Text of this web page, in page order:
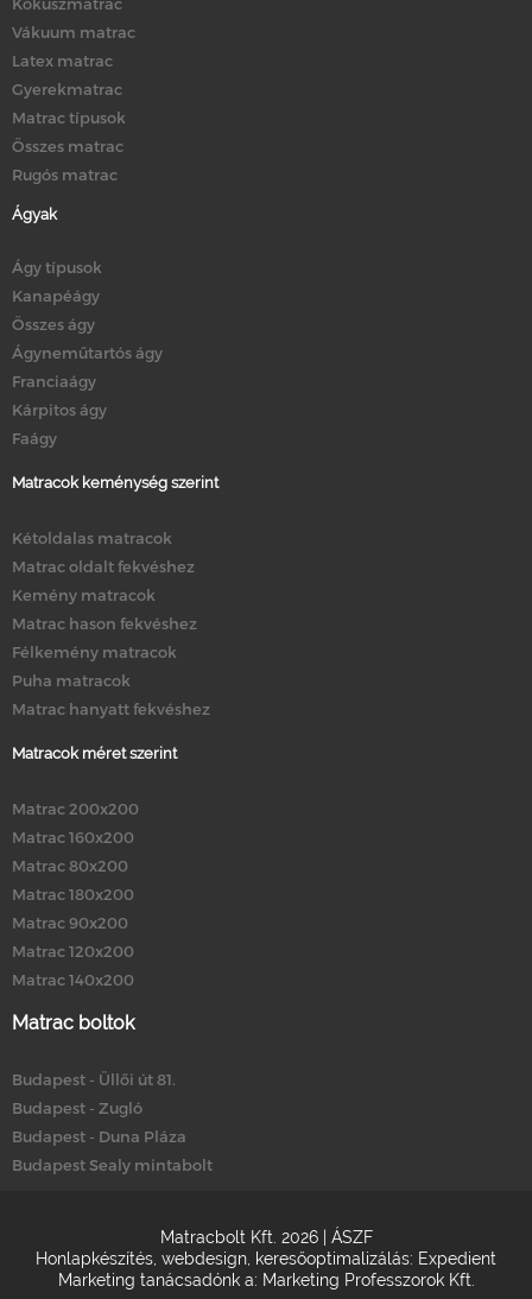
Vákuum matrac
Latex matrac
Gyerekmatrac
Matrac típusok
Összes matrac
Rugós matrac
Ágyak
Ágy típusok
Kanapéágy
Összes ágy
Ágyneműtartós ágy
Franciaágy
Kárpitos ágy
Faágy
Matracok keménység szerint
Kétoldalas matracok
Matrac oldalt fekvéshez
Kemény matracok
Matrac hason fekvéshez
Félkemény matracok
Puha matracok
Matrac hanyatt fekvéshez
Matracok méret szerint
Matrac 200x200
Matrac 160x200
Matrac 80x200
Matrac 180x200
Matrac 90x200
Matrac 120x200
Matrac 140x200
Matrac boltok
Budapest - Üllői út 81.
Budapest - Zugló
Budapest - Duna Pláza
Budapest Sealy mintabolt
Matracbolt Kft. 2026 | ÁSZF
Honlapkészítés webdesign keresőoptimalizálás: Expedient
Marketing tanácsadónk a: Marketing Professzorok Kft.